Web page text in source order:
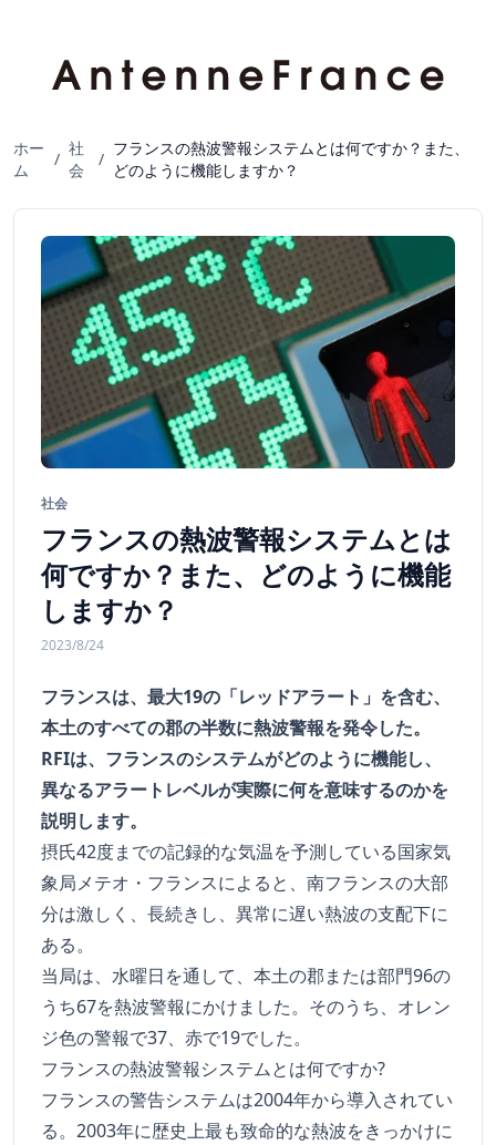
ホー
ム
/
社
会
/
フランスの熱波警報システムとは何ですか？また、
どのように機能しますか？
社会
フランスの熱波警報システムとは
何ですか？また、どのように機能
しますか？
2023/8/24
フランスは、最大19の「レッドアラート」を含む、
本土のすべての郡の半数に熱波警報を発令した。
RFIは、フランスのシステムがどのように機能し、
異なるアラートレベルが実際に何を意味するのかを
説明します。
摂氏42度までの記録的な気温を予測している国家気
象局メテオ・フランスによると、南フランスの大部
分は激しく、長続きし、異常に遅い熱波の支配下に
ある。
当局は、水曜日を通して、本土の郡または部門96の
うち67を熱波警報にかけました。そのうち、オレン
ジ色の警報で37、赤で19でした。
フランスの熱波警報システムとは何ですか?
フランスの警告システムは2004年から導入されてい
る。2003年に歴史上最も致命的な熱波をきっかけに